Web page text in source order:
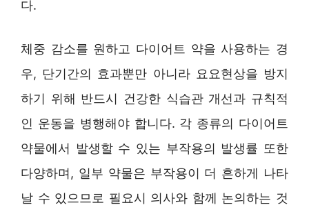
다.
체중 감소를 원하고 다이어트 약을 사용하는 경
우, 단기간의 효과뿐만 아니라 요요현상을 방지
하기 위해 반드시 건강한 식습관 개선과 규칙적
인 운동을 병행해야 합니다. 각 종류의 다이어트
약물에서 발생할 수 있는 부작용의 발생률 또한
다양하며, 일부 약물은 부작용이 더 흔하게 나타
날 수 있으므로 필요시 의사와 함께 논의하는 것